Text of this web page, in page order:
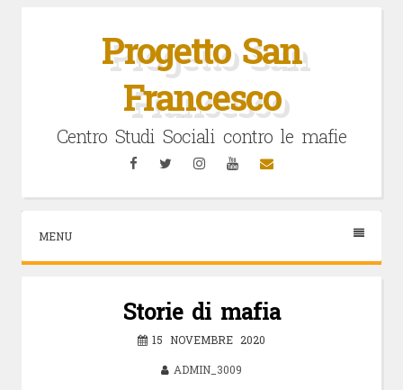
Progetto San
Francesco
Centro Studi Sociali contro le mafie
FacebookTwitterInstagramYouTubeEmail
MENU
Storie di mafia
15 NOVEMBRE 2020
ADMIN_3009